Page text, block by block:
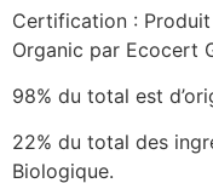
Certification :
Organic par Ecocert
98% du total est
22% du total des
Biologique.